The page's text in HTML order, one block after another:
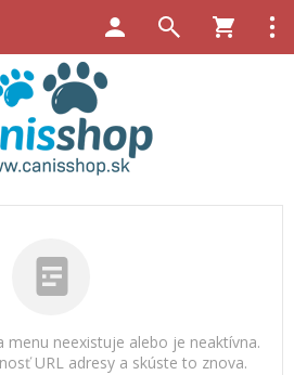
menu neexistuje alebo je neaktívna.
URL adresy a skúste to znova.